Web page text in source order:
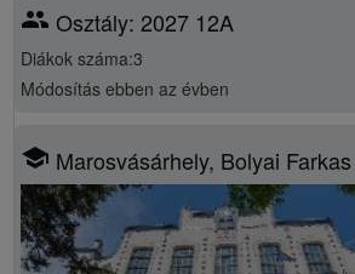
group Osztály: 2027 12A
Diákok száma:3
Módosítás ebben az évben
school Marosvásárhely, Bolyai